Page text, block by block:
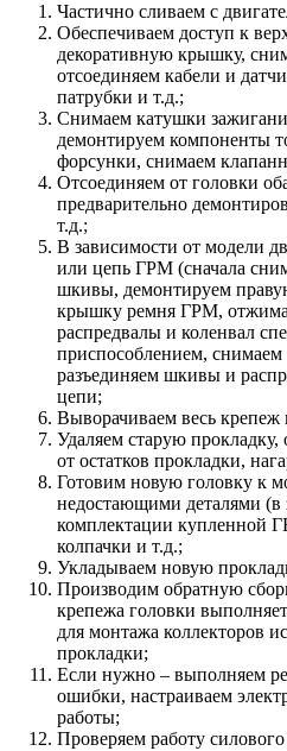
Частично сливаем с
Обеспечиваем доступ к
декоративную крышку,
отсоединяем кабели и
патрубки и т.д.;
Снимаем катушки
демонтируем компоненты
форсунки, снимаем
Отсоединяем от головки
предварительно
т.д.;
В зависимости от модели
или цепь ГРМ (сначала
шкивы, демонтируем
крышку ремня ГРМ,
распредвалы и коленвал
приспособлением,
разъединяем шкивы и
цепи;
Выворачиваем весь
Удаляем старую
от остатков прокладки,
Готовим новую головку к
недостающими деталями (в
комплектации купленной
колпачки и т.д.;
Укладываем новую
Производим обратную
крепежа головки
для монтажа коллекторов
прокладки;
Если нужно – выполняем
ошибки, настраиваем
работы;
Проверяем работу силового